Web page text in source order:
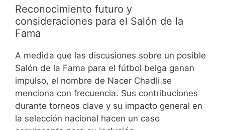
Reconocimiento futuro y
consideraciones para el Salón de la
Fama
A medida que las discusiones sobre un posible
Salón de la Fama para el fútbol belga ganan
impulso, el nombre de Nacer Chadli se
menciona con frecuencia. Sus contribuciones
durante torneos clave y su impacto general en
la selección nacional hacen un caso